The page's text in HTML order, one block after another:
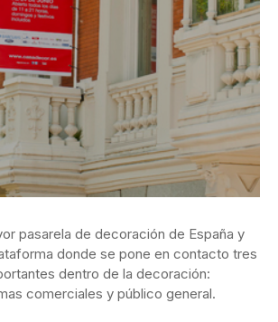
pasarela de decoración de España y
donde se pone en contacto tres
dentro de la decoración:
comerciales y público general.